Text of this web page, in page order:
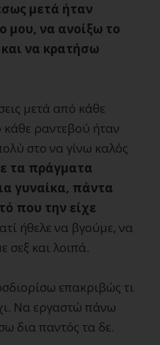
μετά ήταν
μου, να ανοίξω το
να κρατήσω
μετά από κάθε
ραντεβού ήταν
στο να γίνω καλός
τα πράγματα
γυναίκα, πάντα
που την είχε
ήθελε να βγούμε, να
σεξ και λοιπά.
επακριβώς τι
Να εργαστώ πάνω
δια παντός τα δε.